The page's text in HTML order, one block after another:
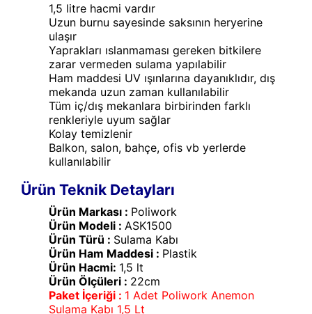
1,5 litre hacmi vardır
Uzun burnu sayesinde saksının heryerine
ulaşır
Yaprakları ıslanmaması gereken bitkilere
zarar vermeden sulama yapılabilir
Ham maddesi UV ışınlarına dayanıklıdır, dış
mekanda uzun zaman kullanılabilir
Tüm iç/dış mekanlara birbirinden farklı
renkleriyle uyum sağlar
Kolay temizlenir
Balkon, salon, bahçe, ofis vb yerlerde
kullanılabilir
Ürün Teknik Detayları
Ürün Markası : Poliwork
Ürün Modeli : ASK1500
Ürün Türü : Sulama Kabı
Ürün Ham Maddesi : Plastik
Ürün Hacmi: 1,5 lt
Ürün Ölçüleri : 22cm
Paket İçeriği : 1 Adet Poliwork Anemon
Sulama Kabı 1,5 Lt